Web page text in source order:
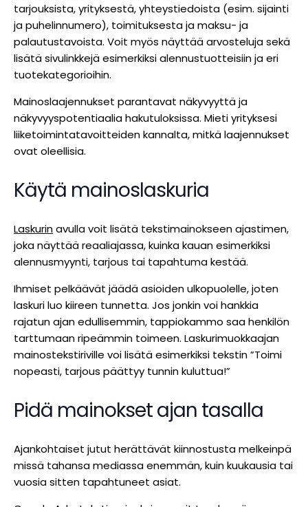
tarjouksista, yrityksestä, yhteystiedoista (esim. sijainti
ja puhelinnumero), toimituksesta ja maksu- ja
palautustavoista. Voit myös näyttää arvosteluja sekä
lisätä sivulinkkejä esimerkiksi alennustuotteisiin ja eri
tuotekategorioihin.
Mainoslaajennukset parantavat näkyvyyttä ja
näkyvyyspotentiaalia hakutuloksissa. Mieti yrityksesi
liiketoimintatavoitteiden kannalta, mitkä laajennukset
ovat oleellisia.
Käytä mainoslaskuria
Laskurinavulla voit lisätä tekstimainokseen ajastimen,
joka näyttää reaaliajassa, kuinka kauan esimerkiksi
alennusmyynti, tarjous tai tapahtuma kestää.
Ihmiset pelkäävät jäädä asioiden ulkopuolelle, joten
laskuri luo kiireen tunnetta. Jos jonkin voi hankkia
rajatun ajan edullisemmin, tappiokammo saa henkilön
tarttumaan ripeämmin toimeen. Laskurimuokkaajan
mainostekstiriville voi lisätä esimerkiksi tekstin ”Toimi
nopeasti, tarjous päättyy tunnin kuluttua!”
Pidä mainokset ajan tasalla
Ajankohtaiset jutut herättävät kiinnostusta melkeinpä
missä tahansa mediassa enemmän, kuin kuukausia tai
vuosia sitten tapahtuneet asiat.